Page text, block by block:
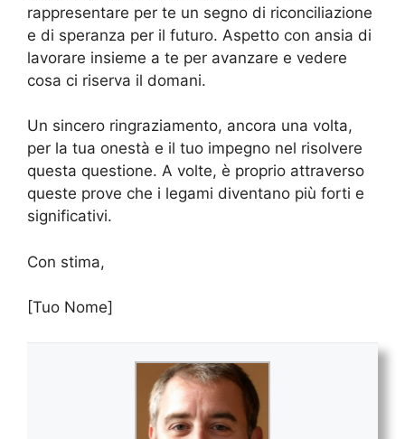
rappresentare per te un segno di riconciliazione
e di speranza per il futuro. Aspetto con ansia di
lavorare insieme a te per avanzare e vedere
cosa ci riserva il domani.
Un sincero ringraziamento, ancora una volta,
per la tua onestà e il tuo impegno nel risolvere
questa questione. A volte, è proprio attraverso
queste prove che i legami diventano più forti e
significativi.
Con stima,
[Tuo Nome]